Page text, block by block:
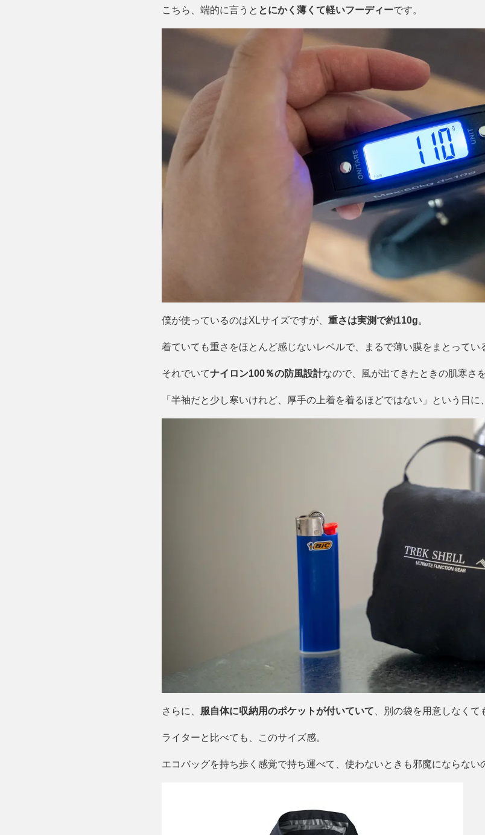
こちら、端的に言うと とにかく薄くて軽いフーディーです。
僕が使っているのはXLサイズですが、 重さは実測で約110g。
着ていても重さをほとんど感じないレベルで、まるで薄い膜をまとってい
それでいてナイロン100％の防風設計なので、風が出てきたときの肌寒さ
「半袖だと少し寒いけれど、厚手の上着を着るほどではない」という日に
さらに、 服自体に収納用のポケットが付いていて 、別の袋を用意しなくて
ライターと比べても、このサイズ感。
エコバッグを持ち歩く感覚で持ち運べて、使わないときも邪魔にならない